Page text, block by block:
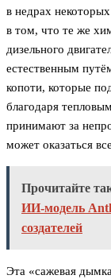
в недрах
в том, что те же
дизельного
естественным
копоти, которые
благодаря
принимают за
может оказаться
Прочитайте
ИИ-модель
создателей
Эта «сажевая